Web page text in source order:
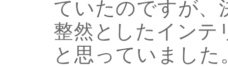
ていたのですが、
整然としたインテ
と思っていまし